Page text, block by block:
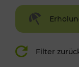
Filter